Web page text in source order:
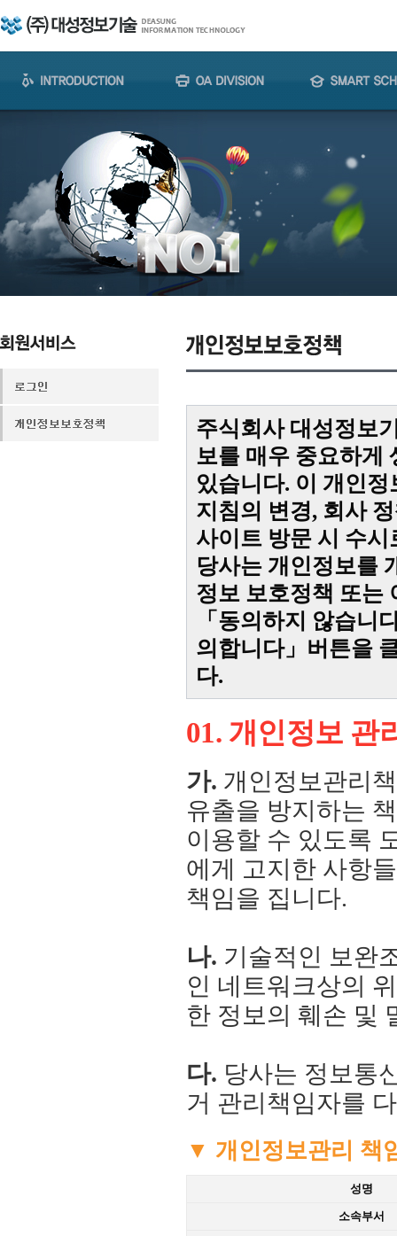
주식회사 대성정보
보를 매우 중요하게
있습니다. 이 개인
지침의 변경, 회사
사이트 방문 시 수
당사는 개인정보를
정보 보호정책 또는
「동의하지 않습니
의합니다」버튼을
다.
01. 개인정보 관
가. 개인정보관리
유출을 방지하는
이용할 수 있도록
에게 고지한 사항
책임을 집니다.
나. 기술적인 보완
인 네트워크상의
한 정보의 훼손 및
다. 당사는 정보통
거 관리책임자를
▼ 개인정보관리 책
성명
소속부서